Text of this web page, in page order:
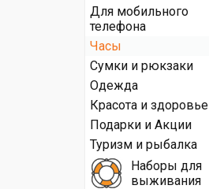
Для мобильного
телефона
Часы
Сумки и рюкзаки
Одежда
Красота и здоровье
Подарки и Акции
Туризм и рыбалка
Наборы для
выживания